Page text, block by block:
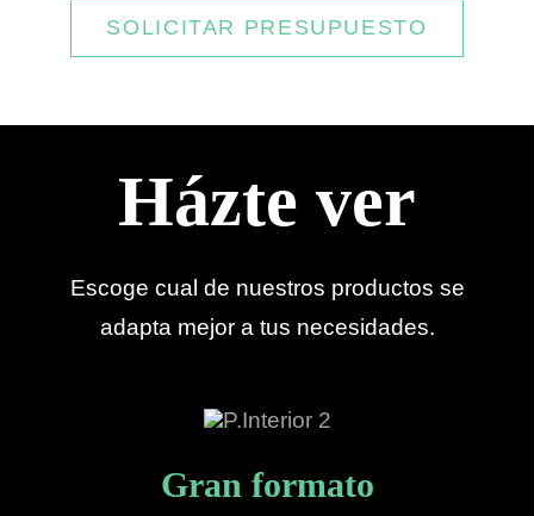
SOLICITAR PRESUPUESTO
Házte ver
Escoge cual de nuestros productos se
adapta mejor a tus necesidades.
Gran formato